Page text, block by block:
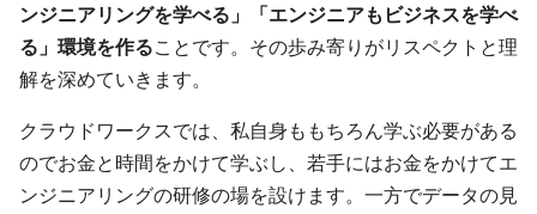
ンジニアリングを学べる」「エンジニアもビジネスを学べ
る」環境を作ることです。その歩み寄りがリスペクトと理
解を深めていきます。
クラウドワークスでは、私自身ももちろん学ぶ必要がある
のでお金と時間をかけて学ぶし、若手にはお金をかけてエ
ンジニアリングの研修の場を設けます。一方でデータの見